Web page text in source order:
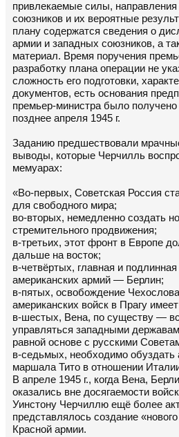
привлекаемые силы,
союзников и их вероятные
плану содержатся сведения о
армии и западных союзников, а
материал. Время поручения
разработку плана операции не
сложность его подготовки,
документов, есть основания
премьер-министра было
позднее апреля 1945 г.
Заданию предшествовали
выводы, которые Черчилль
мемуарах:
«Во-первых, Советская Россия
для свободного мира;
во-вторых, немедленно создать
стремительного продвижения;
в-третьих, этот фронт в Европе
дальше на восток;
в-четвёртых, главная и
американских армий — Берлин;
в-пятых, освобождение
американских войск в Прагу
в-шестых, Вена, по существу —
управляться западными
равной основе с русскими
в-седьмых, необходимо обуздать
маршала Тито в отношении
В апреле 1945 г., когда Вена,
оказались вне досягаемости
Уинстону Черчиллю ещё более
представлялось создание
Красной армии.